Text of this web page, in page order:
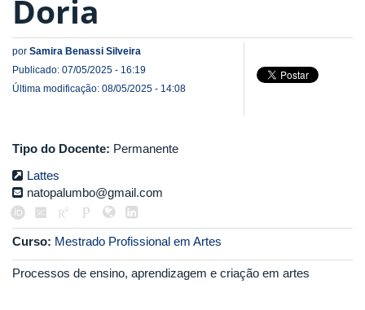
Doria
por Samira Benassi Silveira
Publicado: 07/05/2025 - 16:19
Última modificação: 08/05/2025 - 14:08
Tipo do Docente: Permanente
Lattes
natopalumbo@gmail.com
Curso: Mestrado Profissional em Artes
Processos de ensino, aprendizagem e criação em artes